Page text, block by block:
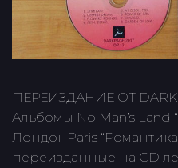
ПЕРЕИЗДАНИЕ ОТ
Альбомы No Man’s Land
ЛондонParis
переизданные на CD